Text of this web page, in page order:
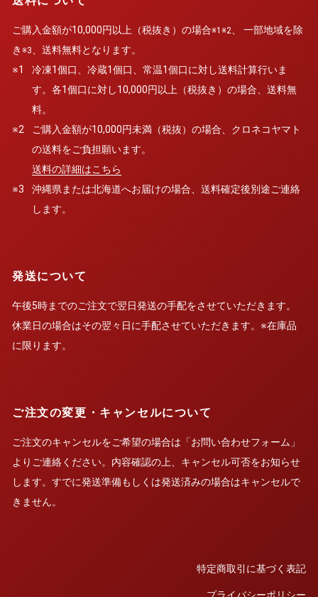
ご購入金額が10,000円以上（税抜き）の場合※1※2、 一部地域を除
き※3、送料無料となります。
※1
冷凍1個口、冷蔵1個口、常温1個口に対し送料計算行いま
す。各1個口に対し10,000円以上（税抜き）の場合、送料無
料。
※2
ご購入金額が10,000円未満（税抜）の場合、クロネコヤマト
の送料をご負担願います。
送料の詳細はこちら
※3
沖縄県または北海道へお届けの場合、送料確定後別途ご連絡
します。
発送について
午後5時までのご注文で翌日発送の手配をさせていただきます。
休業日の場合はその翌々日に手配させていただきます。※在庫品
に限ります。
ご注文の変更・キャンセルについて
ご注文のキャンセルをご希望の場合は「お問い合わせフォーム」
よりご連絡ください。内容確認の上、キャンセル可否をお知らせ
します。すでに発送準備もしくは発送済みの場合はキャンセルで
きません。
特定商取引に基づく表記